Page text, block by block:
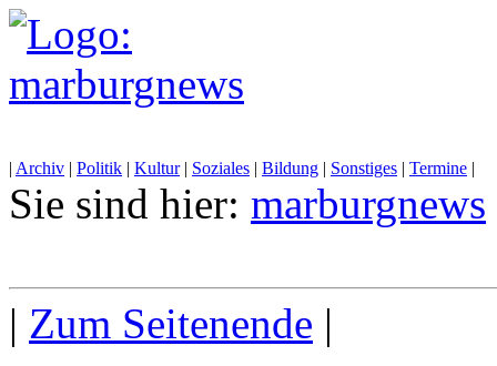
| Archiv | Politik | Kultur| Soziales | Bildung | Sonstiges | Termine |
Sie sind hier: marburgnews
| Zum Seitenende |